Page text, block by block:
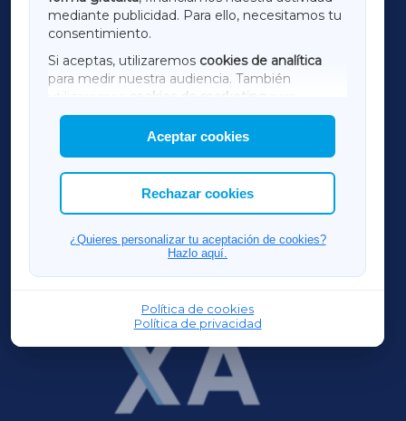
mediante publicidad. Para ello, necesitamos tu
consentimiento.
Si aceptas, utilizaremos cookies de analítica
para medir nuestra audiencia. También
utilizaremos
cookies de marketing
mostrar publicidad de terceros.
Asimismo, puedes personalizar la elección de
las cookies que deseas permitir.
Aceptar cookies
Rechazar cookies
¿Quieres personalizar tu aceptación de cookies?
Hazlo aquí.
Política de cookies
Política de privacidad
AMARIÑAXA
RIBEIRASACRAXA
ACORUÑAXA
FERROLXA
OURENSEXA